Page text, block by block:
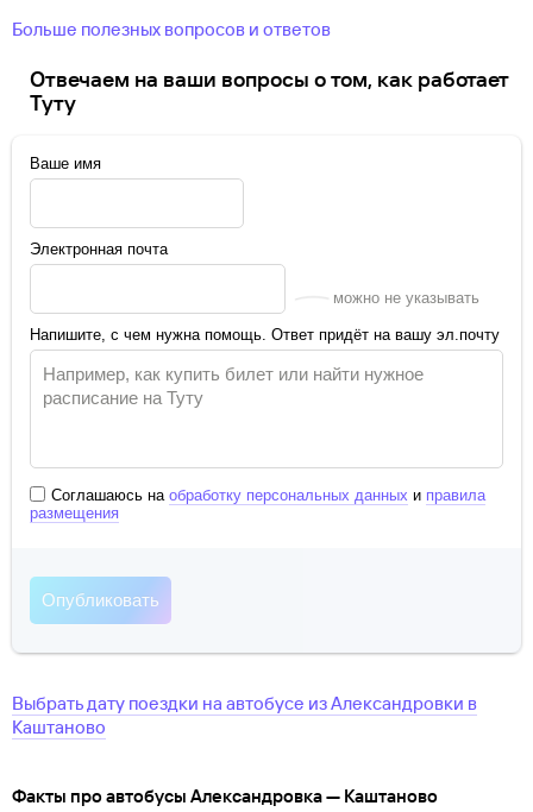
Больше полезных вопросов и ответов
Отвечаем на ваши вопросы о том, как работает
Туту
Ваше имя
Электронная почта
можно не указывать
Напишите, с чем нужна помощь. Ответ придёт на вашу эл.почту
Соглашаюсь на обработку персональных данных и правила
размещения
Выбрать дату поездки на автобусе изАлександровки в
Каштаново
Факты про автобусы Александровка — Каштаново